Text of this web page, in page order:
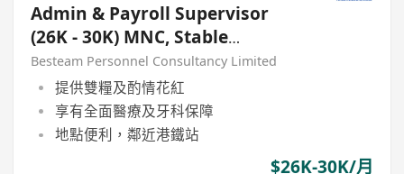
Admin & Payroll Supervisor
(26K - 30K) MNC, Stable
Japanese Comapny
Besteam Personnel Consultancy Limited
提供雙糧及酌情花紅
享有全面醫療及牙科保障
地點便利，鄰近港鐵站
$26K-30K/月